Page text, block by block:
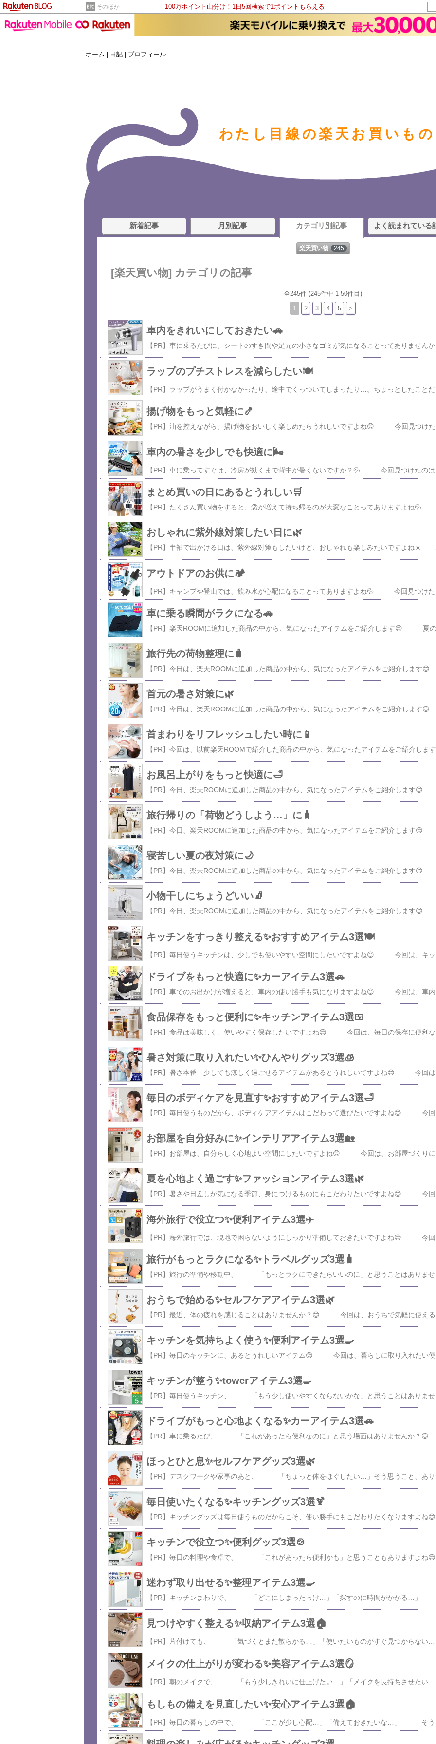
そのほか 100万ポイント山分け！1日5回検索で1ポイントもらえる
ホーム
日記 プロフィール
わたし目線の楽天お買いもの
新着記事 月別記事 カテゴリ別記事 よく読まれている
楽天買い物 245
[楽天買い物] カテゴリの記事
全245件 (245件中 1-50件目)
1 2 3 4 5 >
車内をきれいにしておきたい🚗
【PR】車に乗るたびに、シートのすき間や足元の小さなゴミが気になることってありませんか？ 気になっても、そのままになってしまうことってありますよね💦 今回見つけたのは、コードレスで使えるハンディクリーナーです😊 コンパクトなので車内でも扱いやす
ラップのプチストレスを減らしたい🍽️
【PR】ラップがうまく付かなかったり、途中でくっついてしまったり…。ちょっとしたことだけど、毎日のことだと意外と面倒ですよね💦 今回見つけたのは、「お皿のキャップ」ラップカバー✨ 伸ばしてサッとかぶせるだけなので、木皿やガラスのお皿にも使い
揚げ物をもっと気軽に🍤
車内の暑さを少しでも快適に🌬️
まとめ買いの日にあるとうれしい🛒
おしゃれに紫外線対策したい日に🌿
アウトドアのお供に🏕️
車に乗る瞬間がラクになる🚗
旅行先の荷物整理に🧳
首元の暑さ対策に🌿
首まわりをリフレッシュしたい時に📱
お風呂上がりをもっと快適に🛁
旅行帰りの「荷物どうしよう…」に🧳
寝苦しい夏の夜対策に🌙
小物干しにちょうどいい🧦
キッチンをすっきり整える✨おすすめアイテム3選🍽️
ドライブをもっと快適に✨カーアイテム3選🚗
食品保存をもっと便利に✨キッチンアイテム3選🍱
暑さ対策に取り入れたい✨ひんやりグッズ3選🧊
毎日のボディケアを見直す✨おすすめアイテム3選🛁
お部屋を自分好みに✨インテリアアイテム3選🏡
夏を心地よく過ごす✨ファッションアイテム3選🌿
海外旅行で役立つ✨便利アイテム3選✈️
旅行がもっとラクになる✨トラベルグッズ3選🧳
【PR】旅行の準備や移動中、 「もっとラクにできたらいいのに」と思うことはありませんか？😊 今回は、旅行で役立つトラベルグッズを3つ集めました✨ 画像をクリックすると、レビューや詳細も見られます👇1. ファスナーで簡単圧縮🧦トラベルポーチ​【最大15％OFFクーポン★ 7/17 23:59迄】★新色登場★《便利な内ポケット付き》トラベルポーチ 圧縮 おしゃれ 圧縮袋 衣類 旅行 圧縮ポーチ 収納ポーチ 便利グッズ 圧縮 コンパクト 収納 水洗い可 ファスナー 国内旅行
おうちで始める✨セルフケアアイテム3選🌿
キッチンを気持ちよく使う✨便利アイテム3選🍳
キッチンが整う✨towerアイテム3選🍳
【PR】毎日使うキッチン、 「もう少し使いやすくならないかな」と思うことはありませんか？😊 今回は、キッチンをすっきり整えるtowerアイテムを3つ集めました✨ 画像をクリックすると、レビューや詳細も見られます👇1. 作業スペースをプラス🍽️家電下引き出し＆スライドテーブル​特典付き！ 【 山崎実業 ツーウェイ/リバーシブル キッチン家電下引き出し&スライドテーブル タワー W45 / W80 】 tower 収納ラック レンジ 炊飯器 置き 作業台 調理 カウンター 2way 省スペース スチール おしゃれ 高級感 公式 白 黒 2007
ドライブがもっと心地よくなる✨カーアイテム3選🚗
ほっとひと息✨セルフケアグッズ3選🌿
毎日使いたくなる✨キッチングッズ3選🍹
キッチンで役立つ✨便利グッズ3選🍲
迷わず取り出せる✨整理アイテム3選🍳
見つけやすく整える✨収納アイテム3選🏠
メイクの仕上がりが変わる✨美容アイテム3選🪞
もしもの備えを見直したい✨安心アイテム3選🏠